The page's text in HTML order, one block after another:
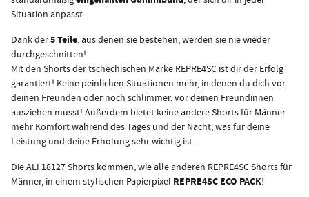
Situation anpasst.
Dank der5 Teile, aus denen sie bestehen, werden sie nie wieder
durchgeschnitten!
Mit den Shorts der tschechischen Marke REPRE4SC ist dir der Erfolg
garantiert! Keine peinlichen Situationen mehr, in denen du dich vor
deinen Freunden oder noch schlimmer, vor deinen Freundinnen
ausziehen musst! Außerdem bietet keine andere Shorts für Männer
mehr Komfort während des Tages und der Nacht, was für deine
Leistung und deine Erholung sehr wichtig ist...
Die ALI 18127 Shorts kommen, wie alle anderen REPRE4SC Shorts für
Männer, in einem stylischen Papierpixel REPRE4SC ECO PACK!